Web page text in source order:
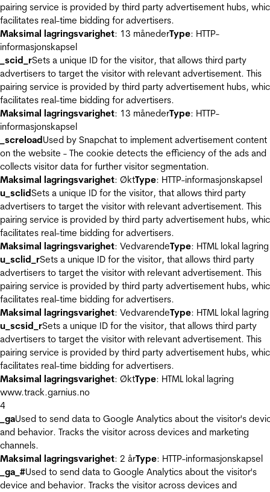
pairing service is provided by third party advertisement hubs,
facilitates real-time bidding for advertisers.
Maksimal lagringsvarighet: 13 månederType: HTTP-
informasjonskapsel
_scid_rSets a unique ID for the visitor, that allows third party
advertisers to target the visitor with relevant advertisement. This
pairing service is provided by third party advertisement hubs,
facilitates real-time bidding for advertisers.
Maksimal lagringsvarighet: 13 månederType: HTTP-
informasjonskapsel
_screloadUsed by Snapchat to implement advertisement content
on the website - The cookie detects the efficiency of the ads and
collects visitor data for further visitor segmentation.
Maksimal lagringsvarighet: ØktType: HTTP-informasjonskapsel
u_sclidSets a unique ID for the visitor, that allows third party
advertisers to target the visitor with relevant advertisement. This
pairing service is provided by third party advertisement hubs,
facilitates real-time bidding for advertisers.
Maksimal lagringsvarighet: VedvarendeType: HTML lokal lagring
u_sclid_rSets a unique ID for the visitor, that allows third party
advertisers to target the visitor with relevant advertisement. This
pairing service is provided by third party advertisement hubs,
facilitates real-time bidding for advertisers.
Maksimal lagringsvarighet: VedvarendeType: HTML lokal lagring
u_scsid_rSets a unique ID for the visitor, that allows third party
advertisers to target the visitor with relevant advertisement. This
pairing service is provided by third party advertisement hubs,
facilitates real-time bidding for advertisers.
Maksimal lagringsvarighet: ØktType: HTML lokal lagring
www.track.garnius.no
4
_gaUsed to send data to Google Analytics about the visitor's
and behavior. Tracks the visitor across devices and marketing
channels.
Maksimal lagringsvarighet: 2 årType: HTTP-informasjonskapsel
_ga_#Used to send data to Google Analytics about the visitor's
device and behavior. Tracks the visitor across devices and